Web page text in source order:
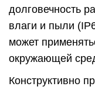
долговечность
влаги и пыли
может
окружающей
Конструктивно